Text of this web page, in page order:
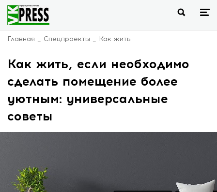
Главная Спецпроекты Как жить
Как жить, если необходимо
сделать помещение более
уютным: универсальные
советы